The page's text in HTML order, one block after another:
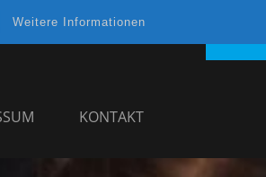
Weitere Informationen
KONTAKT